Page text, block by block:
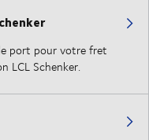
port pour votre fret
LCL Schenker.